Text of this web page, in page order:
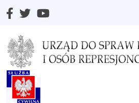
Select your language